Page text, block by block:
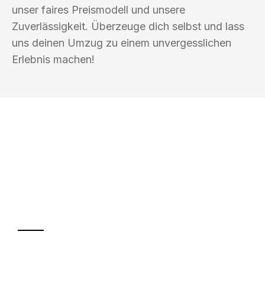
unser faires Preismodell und unsere
Zuverlässigkeit. Überzeuge dich selbst und lass
uns deinen Umzug zu einem unvergesslichen
Erlebnis machen!